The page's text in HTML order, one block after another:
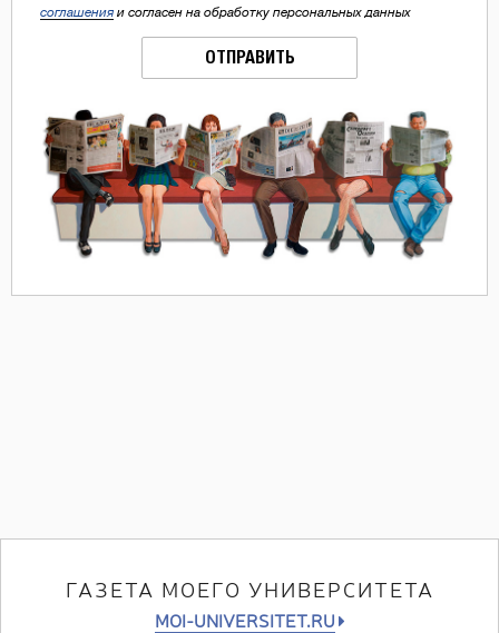
соглашения и согласен на обработку персональных данных
ОТПРАВИТЬ
ГАЗЕТА МОЕГО УНИВЕРСИТЕТА
MOI-UNIVERSITET.RU